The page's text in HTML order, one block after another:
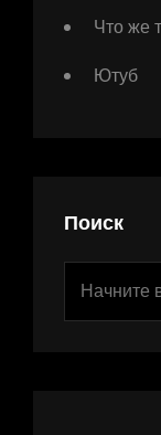
Что же
Ютуб
Поиск